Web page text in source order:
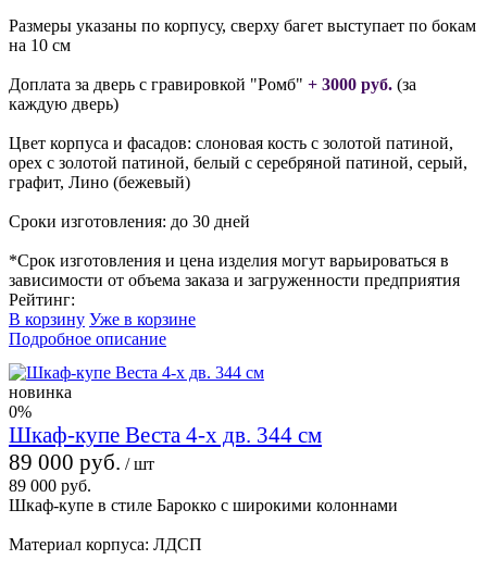
Размеры указаны по корпусу, сверху багет выступает по бокам
на 10 см
Доплата за дверь с гравировкой "Ромб" + 3000 руб. (за
каждую дверь)
Цвет корпуса и фасадов: слоновая кость с золотой патиной,
орех с золотой патиной, белый с серебряной патиной, серый,
графит, Лино (бежевый)
Сроки изготовления: до 30 дней
*Срок изготовления и цена изделия могут варьироваться в
зависимости от объема заказа и загруженности предприятия
Рейтинг:
В корзину Уже в корзине
Подробное описание
новинка
0%
Шкаф-купе Веста 4-х дв. 344 см
89 000 руб. / шт
89 000 руб.
Шкаф-купе в стиле Барокко с широкими колоннами
Материал корпуса: ЛДСП